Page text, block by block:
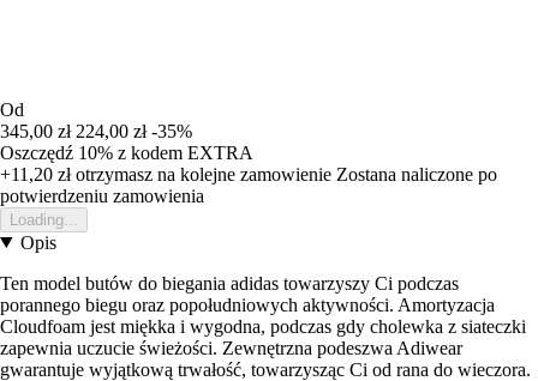
Od
345,00 zł 224,00 zł -35%
Oszczędź 10% z kodem EXTRA
+11,20 złotrzymasz na kolejne zamowienie Zostana naliczone po
potwierdzeniu zamowienia
Loading...
Opis
Ten model butów do biegania adidas towarzyszy Ci podczas
porannego biegu oraz popołudniowych aktywności. Amortyzacja
Cloudfoam jest miękka i wygodna, podczas gdy cholewka z siateczki
zapewnia uczucie świeżości. Zewnętrzna podeszwa Adiwear
gwarantuje wyjątkową trwałość, towarzysząc Ci od rana do wieczora.